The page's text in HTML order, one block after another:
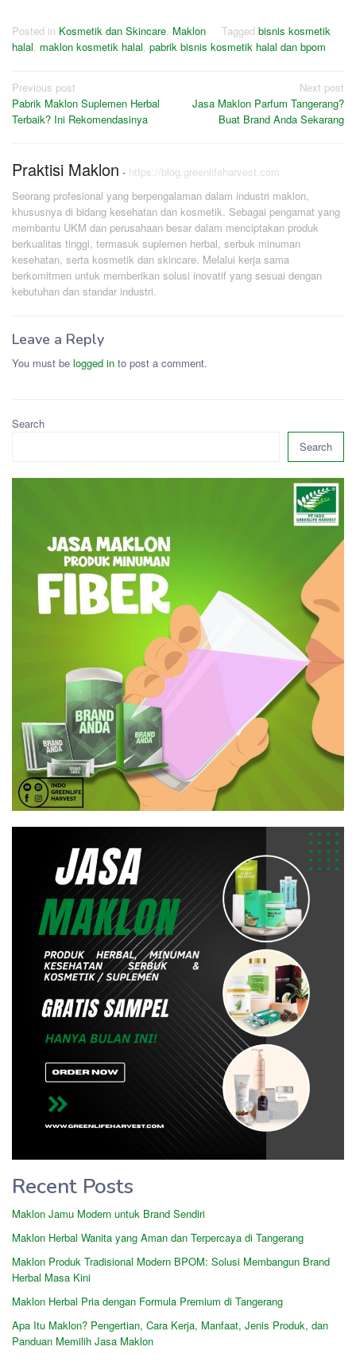
Posted in Kosmetik dan Skincare, Maklon Tagged bisnis kosmetik
halal, maklon kosmetik halal, pabrik bisnis kosmetik halal dan bpom
Post
navigation
Previous post
Pabrik Maklon Suplemen Herbal
Terbaik? Ini Rekomendasinya
Next post
Jasa Maklon Parfum Tangerang?
Buat Brand Anda Sekarang
Praktisi Maklon - https://blog.greenlifeharvest.com
Seorang profesional yang berpengalaman dalam industri maklon,
khususnya di bidang kesehatan dan kosmetik. Sebagai pengamat yang
membantu UKM dan perusahaan besar dalam menciptakan produk
berkualitas tinggi, termasuk suplemen herbal, serbuk minuman
kesehatan, serta kosmetik dan skincare. Melalui kerja sama
berkomitmen untuk memberikan solusi inovatif yang sesuai dengan
kebutuhan dan standar industri.
Leave a Reply
You must be logged in to post a comment.
Search
Search
Recent Posts
Maklon Jamu Modern untuk Brand Sendiri
Maklon Herbal Wanita yang Aman dan Terpercaya di Tangerang
Maklon Produk Tradisional Modern BPOM: Solusi Membangun Brand
Herbal Masa Kini
Maklon Herbal Pria dengan Formula Premium di Tangerang
Apa Itu Maklon? Pengertian, Cara Kerja, Manfaat, Jenis Produk, dan
Panduan Memilih Jasa Maklon